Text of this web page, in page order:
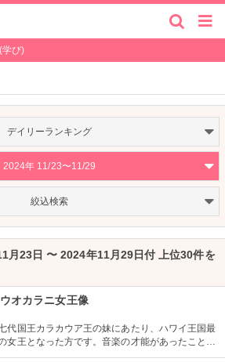
学び)
デイリーランキング
2024年 11/23〜11/29
絞込検索
月23日 〜 2024年11月29日付 上位30件を
オカラニ女王像
代国王カラカウア王の妹にあたり、ハワイ王国最
女王となった方です。音楽の才能があったことで
アロハオエ』を作曲しました。日本でもその優し